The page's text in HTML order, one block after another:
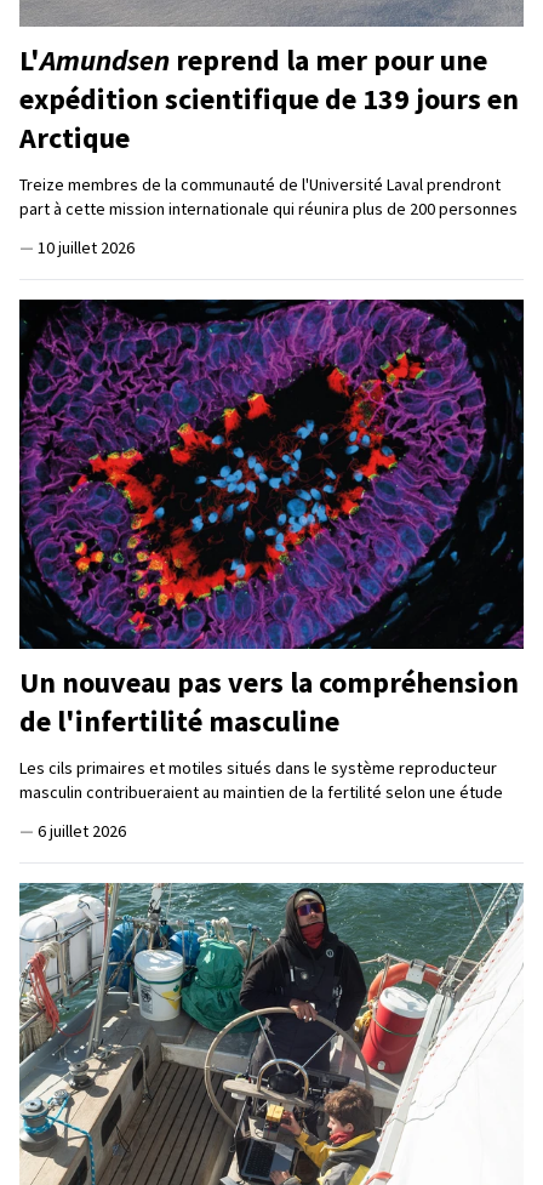
L'Amundsen reprend la mer pour une
expédition scientifique de 139 jours en
Arctique
Treize membres de la communauté de l'Université Laval prendront
part à cette mission internationale qui réunira plus de 200 personnes
— 10 juillet 2026
Un nouveau pas vers la compréhension
de l'infertilité masculine
Les cils primaires et motiles situés dans le système reproducteur
masculin contribueraient au maintien de la fertilité selon une étude
— 6 juillet 2026